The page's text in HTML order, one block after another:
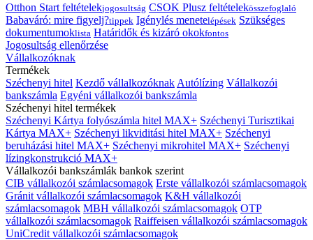
Otthon Start feltételekjogosultság CSOK Plusz feltételekösszefoglaló
Babaváró: mire figyelj?tippek Igénylés menetelépések Szükséges
dokumentumoklista Határidők és kizáró okokfontos
Jogosultság ellenőrzése
Vállalkozóknak
Termékek
Széchenyi hitel Kezdő vállalkozóknak Autólízing Vállalkozói
bankszámla Egyéni vállalkozói bankszámla
Széchenyi hitel termékek
Széchenyi Kártya folyószámla hitel MAX+ Széchenyi Turisztikai
Kártya MAX+ Széchenyi likviditási hitel MAX+ Széchenyi
beruházási hitel MAX+ Széchenyi mikrohitel MAX+ Széchenyi
lízingkonstrukció MAX+
Vállalkozói bankszámlák bankok szerint
CIB vállalkozói számlacsomagok Erste vállalkozói számlacsomagok
Gránit vállalkozói számlacsomagok K&H vállalkozói
számlacsomagok MBH vállalkozói számlacsomagok OTP
vállalkozói számlacsomagok Raiffeisen vállalkozói számlacsomagok
UniCredit vállalkozói számlacsomagok